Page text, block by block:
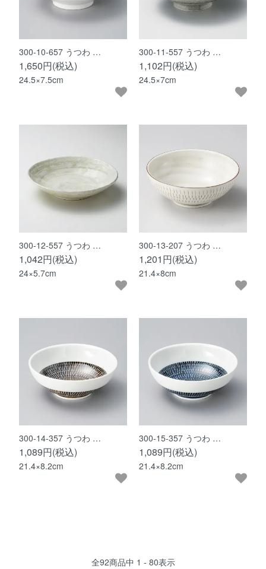
300-10-657 うつわ …
1,650円(税込)
24.5×7.5cm
300-11-557 うつわ …
1,102円(税込)
24.5×7cm
300-12-557 うつわ …
1,042円(税込)
24×5.7cm
300-13-207 うつわ …
1,201円(税込)
21.4×8cm
300-14-357 うつわ …
1,089円(税込)
21.4×8.2cm
300-15-357 うつわ …
1,089円(税込)
21.4×8.2cm
全92商品中 1 - 80表示